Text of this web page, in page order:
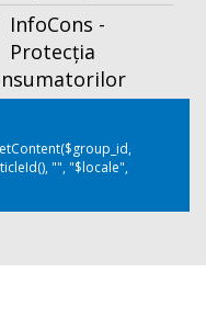
InfoCons -
Protecția
"", "$locale",